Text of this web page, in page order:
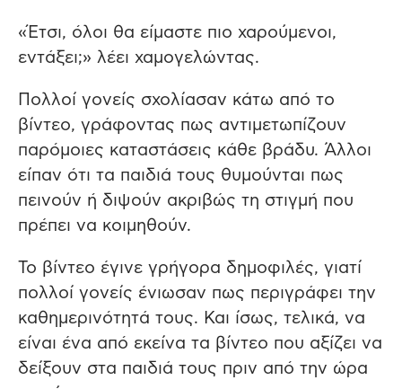
«Έτσι, όλοι θα είμαστε πιο χαρούμενοι,
εντάξει;» λέει χαμογελώντας.
Πολλοί γονείς σχολίασαν κάτω από το
βίντεο, γράφοντας πως αντιμετωπίζουν
παρόμοιες καταστάσεις κάθε βράδυ. Άλλοι
είπαν ότι τα παιδιά τους θυμούνται πως
πεινούν ή διψούν ακριβώς τη στιγμή που
πρέπει να κοιμηθούν.
Το βίντεο έγινε γρήγορα δημοφιλές, γιατί
πολλοί γονείς ένιωσαν πως περιγράφει την
καθημερινότητά τους. Και ίσως, τελικά, να
είναι ένα από εκείνα τα βίντεο που αξίζει να
δείξουν στα παιδιά τους πριν από την ώρα